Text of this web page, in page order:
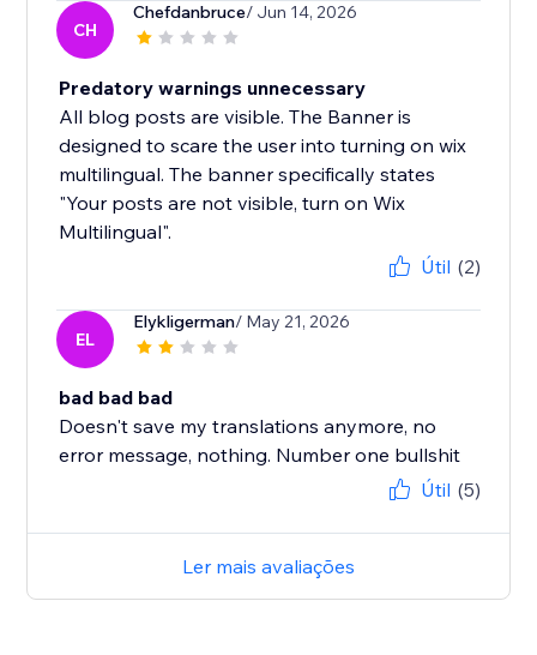
CH
Chefdanbruce/ Jun 14, 2026
Predatory warnings unnecessary
All blog posts are visible. The Banner is
designed to scare the user into turning on wix
multilingual. The banner specifically states
"Your posts are not visible, turn on Wix
Multilingual".
Útil (2)
EL
Elykligerman/ May 21, 2026
bad bad bad
Doesn't save my translations anymore, no
error message, nothing. Number one bullshit
Útil (5)
Ler mais avaliações